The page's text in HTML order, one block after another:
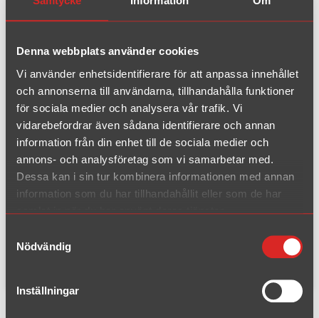
Denna webbplats använder cookies
Vi använder enhetsidentifierare för att anpassa innehållet
och annonserna till användarna, tillhandahålla funktioner
för sociala medier och analysera vår trafik. Vi
vidarebefordrar även sådana identifierare och annan
information från din enhet till de sociala medier och
annons- och analysföretag som vi samarbetar med.
Dessa kan i sin tur kombinera informationen med annan
information som du har tillhandahållit eller som de har
samlat in när du har använt deras tjänster.
Nödvändig
Inställningar
Artikelnummer: 0PA-H7
406 Kombi 3.0 V6 år 1996-200
4
Rördiameter: 63.5 mm
Ändrör:100 mm
Material:Kromstål